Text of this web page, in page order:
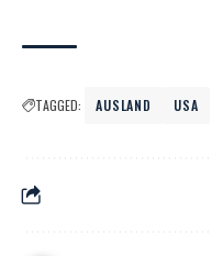
TAGGED: AUSLAND USA